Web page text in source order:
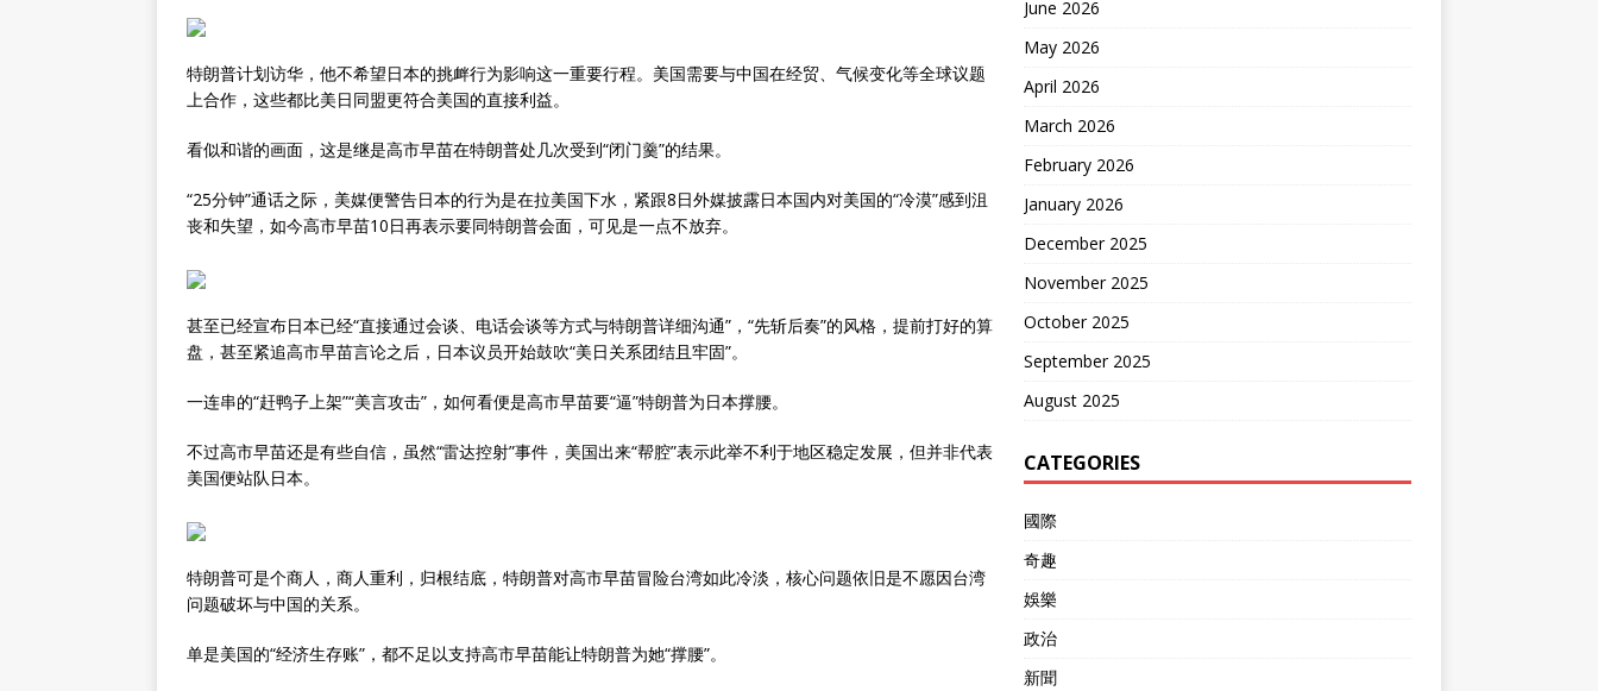
特朗普计划访华，他不希望日本的挑衅行为影响这一重要行程。美国需要与中国在经贸、气候变化等全球议题
上合作，这些都比美日同盟更符合美国的直接利益。
看似和谐的画面，这是继是高市早苗在特朗普处几次受到“闭门羹”的结果。
“25分钟”通话之际，美媒便警告日本的行为是在拉美国下水，紧跟8日外媒披露日本国内对美国的“冷漠”感到沮
丧和失望，如今高市早苗10日再表示要同特朗普会面，可见是一点不放弃。
甚至已经宣布日本已经“直接通过会谈、电话会谈等方式与特朗普详细沟通”，“先斩后奏”的风格，提前打好的算
盘，甚至紧追高市早苗言论之后，日本议员开始鼓吹“美日关系团结且牢固”。
一连串的“赶鸭子上架”“美言攻击”，如何看便是高市早苗要“逼”特朗普为日本撑腰。
不过高市早苗还是有些自信，虽然“雷达控射”事件，美国出来“帮腔”表示此举不利于地区稳定发展，但并非代表
美国便站队日本。
特朗普可是个商人，商人重利，归根结底，特朗普对高市早苗冒险台湾如此冷淡，核心问题依旧是不愿因台湾
问题破坏与中国的关系。
单是美国的“经济生存账”，都不足以支持高市早苗能让特朗普为她“撑腰”。
June 2026
May 2026
April 2026
March 2026
February 2026
January 2026
December 2025
November 2025
October 2025
September 2025
August 2025
CATEGORIES
國際
奇趣
娛樂
政治
新聞